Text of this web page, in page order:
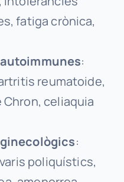
fatiga crònica,
:
reumatoide,
Chron, celiaquia
:
poliquístics,